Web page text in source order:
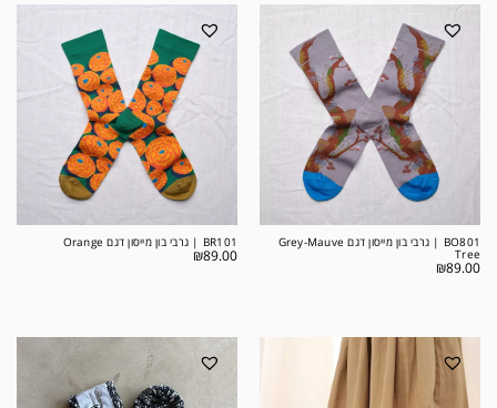
BO801 | גרבי בון מייסון דגם Grey-Mauve
Tree
₪89.00
BR101 | גרבי בון מייסון דגם Orange
₪89.00